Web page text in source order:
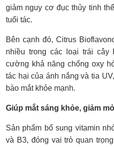
giảm nguy cơ đục thủy tinh
tuổi tác.
Bên cạnh đó, Citrus
nhiều trong các loại trái cây
cường khả năng chống oxy
tác hại của ánh nắng và tia
bào mắt khỏe mạnh.
Giúp mắt sáng khỏe, giảm
Sản phẩm bổ sung vitamin
và B3, đóng vai trò quan